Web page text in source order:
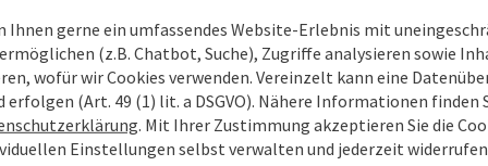
Ihnen gerne ein umfassendes Website-Erlebnis mit
(z.B. Chatbot, Suche), Zugriffe analysieren sowie
wofür wir Cookies verwenden. Vereinzelt kann eine
(Art. 49 (1) lit. a DSGVO). Nähere Informationen finden
. Mit Ihrer Zustimmung akzeptieren Sie die
Einstellungen selbst verwalten und jederzeit